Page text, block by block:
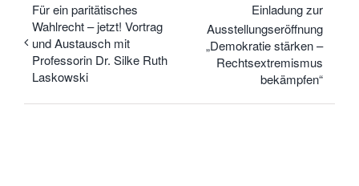
Für ein paritätisches
Wahlrecht – jetzt! Vortrag
und Austausch mit
Professorin Dr. Silke Ruth
Laskowski
Einladung zur
Ausstellungseröffnung
„Demokratie stärken –
Rechtsextremismus
bekämpfen“